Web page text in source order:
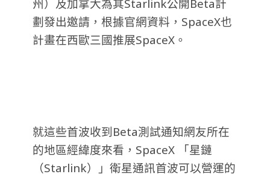
州）及加拿大為其Starlink公開Beta計
劃發出邀請，根據官網資料，SpaceX也
計畫在西歐三國推展SpaceX。
就這些首波收到Beta測試通知網友所在
的地區經緯度來看，SpaceX 「星鏈
（Starlink）」衛星通訊首波可以營運的